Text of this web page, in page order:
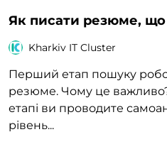
Як писати резюме,
Kharkiv IT Cluster
Перший етап пошуку
резюме. Чому це
етапі ви проводите
рівень...